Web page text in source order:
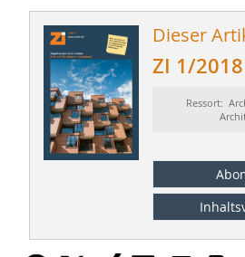
Dieser
ZI 1/2018
Ressort: